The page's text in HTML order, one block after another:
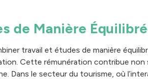
de Manière
travail et études de manière
Cette rémunération contribue non
Dans le secteur du tourisme, où